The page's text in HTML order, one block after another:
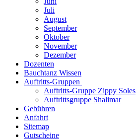
Juli
August
September
Oktober
November
Dezember
Dozenten
Bauchtanz Wissen
Auftritts-Gruppen
Auftritts-Gruppe Zippy Soles
Auftrittsgruppe Shalimar
Gebühren
Anfahrt
Sitemap
Gutscheine